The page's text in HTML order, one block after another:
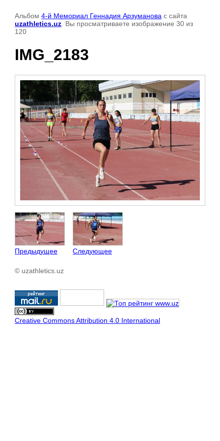
Альбом 4-й Мемориал Геннадия Арзуманова с сайта
uzathletics.uz . Вы просматриваете изображение 30 из
120
IMG_2183
Предыдущее Следующее
© uzathletics.uz
Creative Commons Attribution 4.0 International